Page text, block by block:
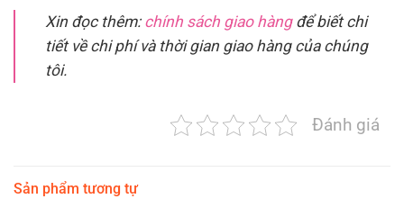
Xin đọc thêm:chính sách giao hàngđể biết chi
tiết về chi phí và thời gian giao hàng của chúng
tôi.
Đánh giá
Sản phẩm tương tự